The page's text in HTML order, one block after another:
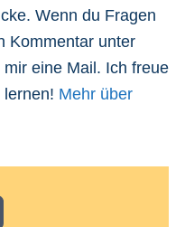
Wenn du Fragen
Kommentar unter
eine Mail. Ich freue
lernen! Mehr über